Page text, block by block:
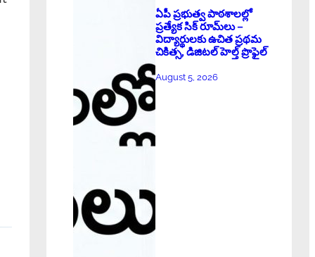
ఏపీ ప్రభుత్వ పాఠశాలల్లో
ప్రత్యేక సిక్ రూమ్‌లు –
విద్యార్థులకు ఉచిత ప్రథమ
చికిత్స, డిజిటల్ హెల్త్ ప్రొఫైల్
August 5, 2026